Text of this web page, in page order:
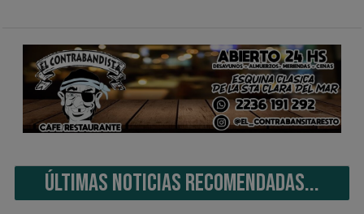
ÚLTIMAS NOTICIAS RECOMENDADAS...